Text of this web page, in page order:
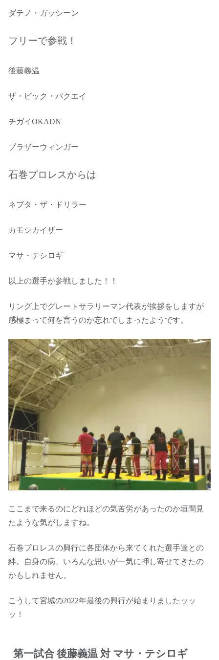
ダテノ・ガッシーン
フリーで参戦！
後藤義温
ザ・ビック・バクエイ
チガイOKADN
ブラザーウィンガー
石巻プロレスからは
ネブタ・ザ・ドリラー
カモシカイザー
マサ・テシロギ
以上の選手が参戦しました！！
リング上でグレートサラリーマン代表が挨拶をしますが
感極まって何を言うのか忘れてしまったようです。
ここまで来るのにどれほどの気苦労があったのか垣間見
たような気がしますね。
石巻プロレスの興行に各団体から来てくれた選手達との
絆。自身の病、いろんな思いが一気に押し寄せてきたの
かもしれません。
こうして宮城の2022年最後の興行が始まりましたッッ
ッ！
第一試合 後藤義温 対 マサ・テシロギ